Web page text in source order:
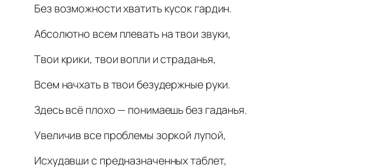
Без возможности хватить кусок гардин.
Абсолютно всем плевать на твои звуки,
Твои крики, твои вопли и страданья,
Всем начхать в твои безудержные руки.
Здесь всё плохо — понимаешь без гаданья.
Увеличив все проблемы зоркой лупой,
Исхудавши с предназначенных таблет,